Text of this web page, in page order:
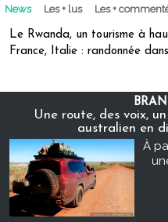
News Les + lus Les +
Le Rwanda, un tourisme à
France, Italie : randonnée
Une route, des voix,
australien en
À